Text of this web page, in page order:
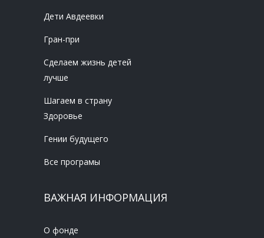
Дети Авдеевки
Гран-при
Сделаем жизнь детей
лучше
Шагаем в страну
Здоровье
Гении будущего
Все програмы
ВАЖНАЯ ИНФОРМАЦИЯ
О фонде